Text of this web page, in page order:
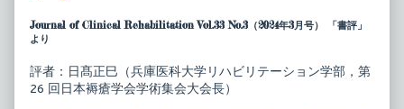
シ
ョ
グ
学
posts
of
ポ
Journal of Clinical Rehabilitation Vol.33 No.3（2024年3月号） 「書評」
より
評者：日髙正巳（兵庫医科大学リハビリテーション学部，第
26 回日本褥瘡学会学術集会大会長）